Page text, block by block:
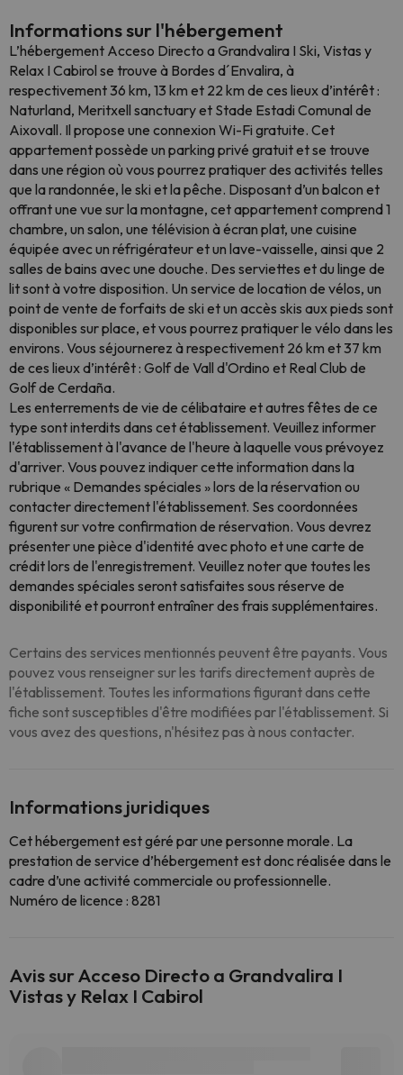
Informations sur l'hébergement
L’hébergement Acceso Directo a Grandvalira I Ski, Vistas y
Relax I Cabirol se trouve à Bordes d´Envalira, à
respectivement 36 km, 13 km et 22 km de ces lieux d’intérêt :
Naturland, Meritxell sanctuary et Stade Estadi Comunal de
Aixovall. Il propose une connexion Wi-Fi gratuite. Cet
appartement possède un parking privé gratuit et se trouve
dans une région où vous pourrez pratiquer des activités telles
que la randonnée, le ski et la pêche. Disposant d’un balcon et
offrant une vue sur la montagne, cet appartement comprend 1
chambre, un salon, une télévision à écran plat, une cuisine
équipée avec un réfrigérateur et un lave-vaisselle, ainsi que 2
salles de bains avec une douche. Des serviettes et du linge de
lit sont à votre disposition. Un service de location de vélos, un
point de vente de forfaits de ski et un accès skis aux pieds sont
disponibles sur place, et vous pourrez pratiquer le vélo dans les
environs. Vous séjournerez à respectivement 26 km et 37 km
de ces lieux d’intérêt : Golf de Vall d'Ordino et Real Club de
Golf de Cerdaña.
Les enterrements de vie de célibataire et autres fêtes de ce
type sont interdits dans cet établissement. Veuillez informer
l'établissement à l'avance de l'heure à laquelle vous prévoyez
d'arriver. Vous pouvez indiquer cette information dans la
rubrique « Demandes spéciales » lors de la réservation ou
contacter directement l'établissement. Ses coordonnées
figurent sur votre confirmation de réservation. Vous devrez
présenter une pièce d'identité avec photo et une carte de
crédit lors de l'enregistrement. Veuillez noter que toutes les
demandes spéciales seront satisfaites sous réserve de
disponibilité et pourront entraîner des frais supplémentaires.
Certains des services mentionnés peuvent être payants. Vous
pouvez vous renseigner sur les tarifs directement auprès de
l'établissement. Toutes les informations figurant dans cette
fiche sont susceptibles d'être modifiées par l'établissement. Si
vous avez des questions, n'hésitez pas à nous contacter.
Informations juridiques
Cet hébergement est géré par une personne morale. La
prestation de service d’hébergement est donc réalisée dans le
cadre d’une activité commerciale ou professionnelle.
Numéro de licence : 8281
Avis sur Acceso Directo a Grandvalira I
Vistas y Relax I Cabirol